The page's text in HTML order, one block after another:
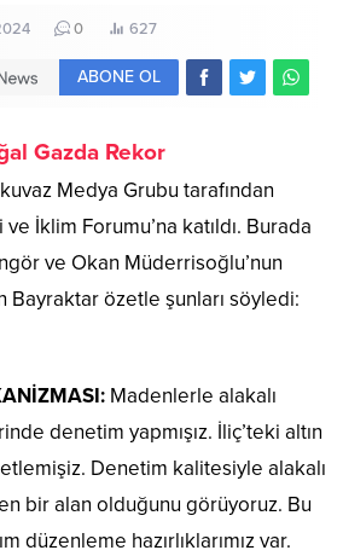
0 627
ABONE OL
Gazda Rekor
Medya Grubu tarafından
İklim Forumu’na katıldı. Burada
ve Okan Müderrisoğlu’nun
Bayraktar özetle şunları söyledi:
Madenlerle alakalı
denetim yapmışız. İliç’teki altın
Denetim kalitesiyle alakalı
bir alan olduğunu görüyoruz. Bu
düzenleme hazırlıklarımız var.